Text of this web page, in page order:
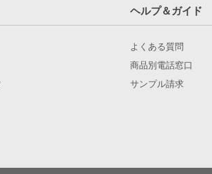
ヘルプ＆ガイド
よくある質問
商品別電話窓口
サンプル請求